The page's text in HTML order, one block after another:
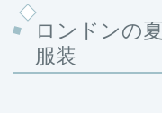
ロンドンの
服装